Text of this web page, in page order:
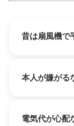
昔は扇風機で
本人が嫌がる
電気代が心配